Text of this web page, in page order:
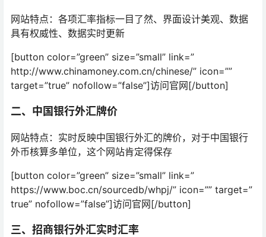
网站特点：各项汇率指标一目了然、界面设计美观、数据
具有权威性、数据实时更新
[button color=”green” size=”small” link=”
http://www.chinamoney.com.cn/chinese/” icon=””
target=”true” nofollow=”false”]访问官网[/button]
二、中国银行外汇牌价
网站特点：实时反映中国银行外汇的牌价，对于中国银行
外币核算多单位，这个网站肯定得保存
[button color=”green” size=”small” link=”
https://www.boc.cn/sourcedb/whpj/” icon=”” target=”
true” nofollow=”false”]访问官网[/button]
三、招商银行外汇实时汇率